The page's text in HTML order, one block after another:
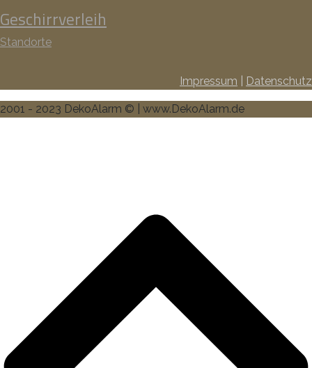
Geschirrverleih
Standorte
Impressum Datenschutz
2001 - 2023 DekoAlarm © | www.DekoAlarm.de